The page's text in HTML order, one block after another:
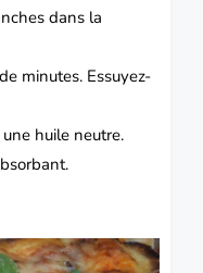
dans la
minutes. Essuyez-
huile neutre.